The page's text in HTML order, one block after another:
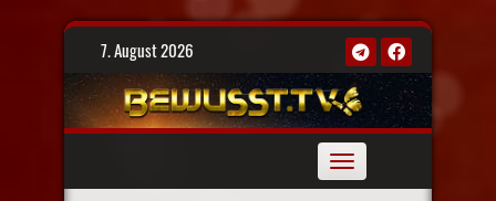
Skip
7. August 2026
Toggle
navigation